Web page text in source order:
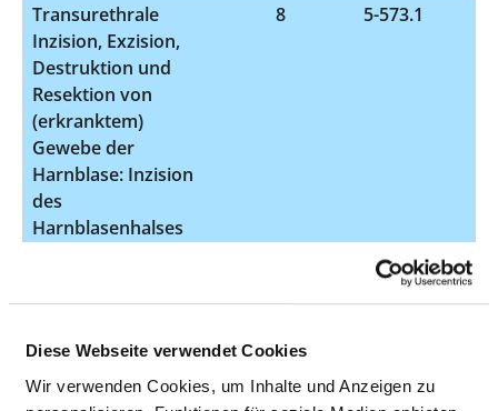
Diese Webseite verwendet Cookies
Wir verwenden Cookies, um Inhalte und Anzeigen zu
Transurethrale
Inzision, Exzision,
Destruktion und
Resektion von
(erkranktem)
Gewebe der
Harnblase: Inzision
des
Harnblasenhalses
8 5-573.1
perkutan-transrenale
Steinbehandlung:
Entfernung eines
Steines,
5-562.5